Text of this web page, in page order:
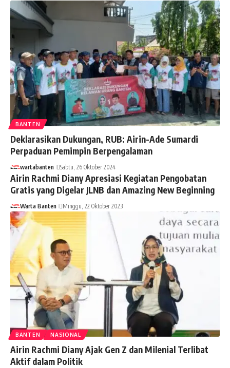
BANTEN
Deklarasikan Dukungan, RUB: Airin-Ade Sumardi
Perpaduan Pemimpin Berpengalaman
wartabanten Sabtu, 26 Oktober 2024
Airin Rachmi Diany Apresiasi Kegiatan Pengobatan
Gratis yang Digelar JLNB dan Amazing New Beginning
Warta Banten Minggu, 22 Oktober 2023
BANTEN NASIONAL
Airin Rachmi Diany Ajak Gen Z dan Milenial Terlibat
Aktif dalam Politik